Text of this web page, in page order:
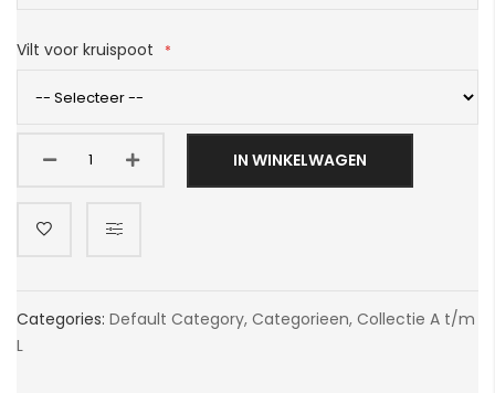
Vilt voor kruispoot
IN WINKELWAGEN
Categories: Default Category, Categorieen, Collectie A t/m
L